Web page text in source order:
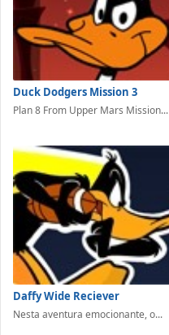
Duck Dodgers Mission 3
Plan 8 From Upper Mars Mission...
Daffy Wide Reciever
Nesta aventura emocionante, o...